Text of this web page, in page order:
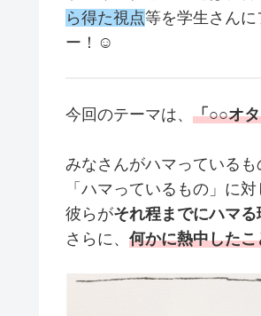
ら得た視点等を学生さん
ー！☺
今回のテーマは、 「○○オ
みなさんがハマっている
「ハマっているもの」に
彼らがそれ程までにハマ
さらに、 何かに熱中した